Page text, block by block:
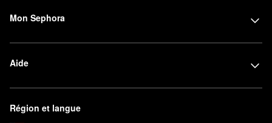
Mon Sephora
Aide
Région et langue